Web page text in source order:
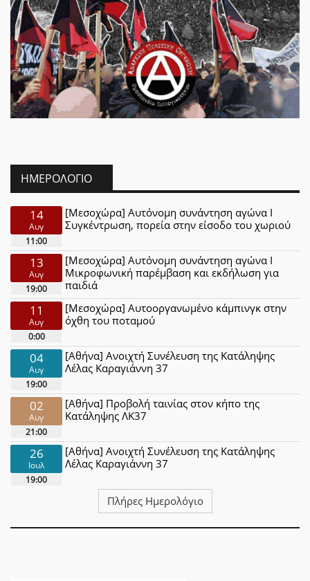
ΗΜΕΡΟΛΌΓΙΟ
14
Αυγ
11:00
[Μεσοχώρα] Αυτόνομη συνάντηση αγώνα Ι
Συγκέντρωση, πορεία στην είσοδο του χωριού
13
Αυγ
19:00
[Μεσοχώρα] Αυτόνομη συνάντηση αγώνα Ι
Μικροφωνική παρέμβαση και εκδήλωση για
παιδιά
11
Αυγ
0:00
[Μεσοχώρα] Αυτοοργανωμένο κάμπινγκ στην
όχθη του ποταμού
04
Αυγ
19:00
[Αθήνα] Ανοιχτή Συνέλευση της Κατάληψης
Λέλας Καραγιάννη 37
02
Αυγ
21:00
[Αθήνα] Προβολή ταινίας στον κήπο της
Κατάληψης ΛΚ37
26
Ιουλ
19:00
[Αθήνα] Ανοιχτή Συνέλευση της Κατάληψης
Λέλας Καραγιάννη 37
Πλήρες Ημερολόγιο